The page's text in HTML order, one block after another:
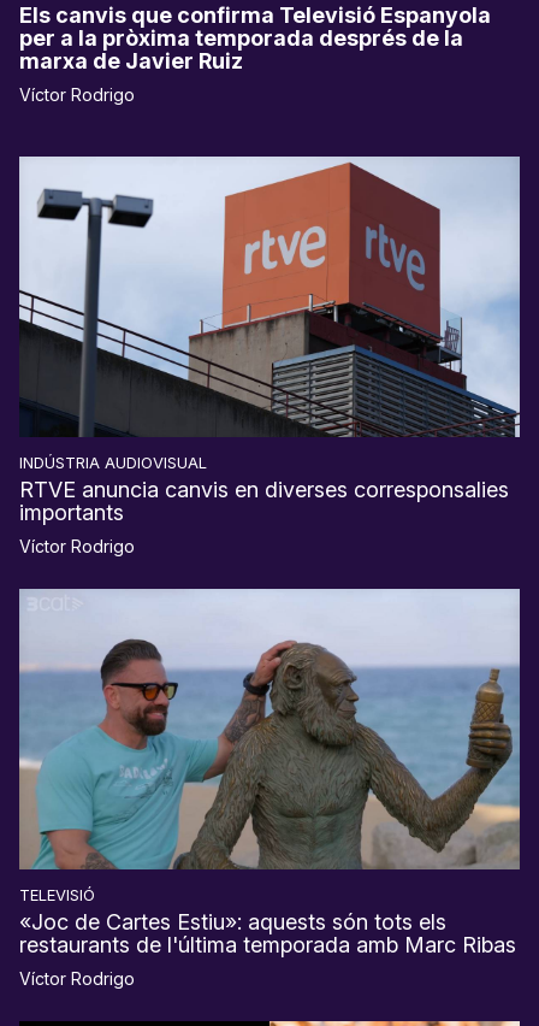
Els canvis que confirma Televisió Espanyola
per a la pròxima temporada després de la
marxa de Javier Ruiz
Víctor Rodrigo
INDÚSTRIA AUDIOVISUAL
RTVE anuncia canvis en diverses corresponsalies
importants
Víctor Rodrigo
TELEVISIÓ
«Joc de Cartes Estiu»: aquests són tots els
restaurants de l'última temporada amb Marc Ribas
Víctor Rodrigo